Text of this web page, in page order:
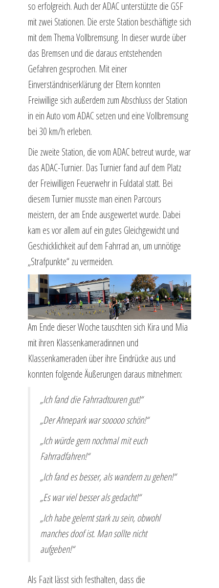
so erfolgreich. Auch der ADAC unterstützte die GSF
mit zwei Stationen. Die erste Station beschäftigte sich
mit dem Thema Vollbremsung. In dieser wurde über
das Bremsen und die daraus entstehenden
Gefahren gesprochen. Mit einer
Einverständniserklärung der Eltern konnten
Freiwillige sich außerdem zum Abschluss der Station
in ein Auto vom ADAC setzen und eine Vollbremsung
bei 30 km/h erleben.
Die zweite Station, die vom ADAC betreut wurde, war
das ADAC-Turnier. Das Turnier fand auf dem Platz
der Freiwilligen Feuerwehr in Fuldatal statt. Bei
diesem Turnier musste man einen Parcours
meistern, der am Ende ausgewertet wurde. Dabei
kam es vor allem auf ein gutes Gleichgewicht und
Geschicklichkeit auf dem Fahrrad an, um unnötige
„Strafpunkte“ zu vermeiden.
Am Ende dieser Woche tauschten sich Kira und Mia
mit ihren Klassenkameradinnen und
Klassenkameraden über ihre Eindrücke aus und
konnten folgende Äußerungen daraus mitnehmen:
„Ich fand die Fahrradtouren gut!“
„Der Ahnepark war sooooo schön!“
„Ich würde gern nochmal mit euch
Fahrradfahren!“
„Ich fand es besser, als wandern zu gehen!“
„Es war viel besser als gedacht!“
„Ich habe gelernt stark zu sein, obwohl
manches doof ist. Man sollte nicht
aufgeben!“
Als Fazit lässt sich festhalten, dass die